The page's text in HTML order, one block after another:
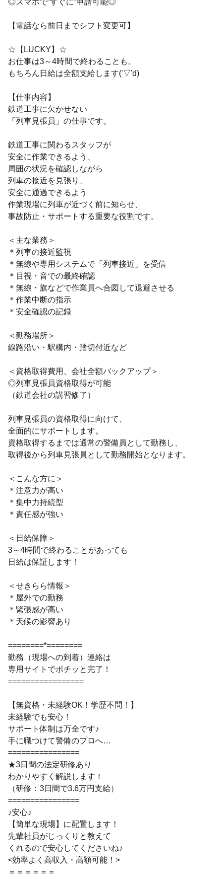
◎スマホで”すぐに”申請可能◎
【電話なら前日までシフト変更可】
☆【LUCKY】☆
お仕事は3～4時間で終わることも。
もちろん日給は全額支給します('▽'d)
【仕事内容】
鉄道工事に欠かせない
「列車見張員」の仕事です。
鉄道工事に関わるスタッフが
安全に作業できるよう、
周囲の状況を確認しながら
列車の接近を見張り、
安全に通過できるよう
作業現場に列車が近づく前に知らせ、
事故防止・サポートする重要な役割です。
＜主な業務＞
＊列車の接近監視
＊無線や専用システムで「列車接近」を受信
＊目視・音での最終確認
＊無線・旗などで作業員へ合図して退避させる
＊作業中断の指示
＊安全確認の記録
＜勤務場所＞
線路沿い・駅構内・踏切付近など
＜資格取得費用、会社全額バックアップ＞
◎列車見張員資格取得が可能
（鉄道会社の講習修了）
列車見張員の資格取得に向けて、
全面的にサポートします。
資格取得するまでは通常の警備員として勤務し、
取得後から列車見張員として勤務開始となります。
＜こんな方に＞
＊注意力が高い
＊集中力持続型
＊責任感が強い
＜日給保障＞
3～4時間で終わることがあっても
日給は保証します！
＜せきらら情報＞
＊屋外での勤務
＊緊張感が高い
＊天候の影響あり
========*========
勤務（現場への到着）連絡は
専用サイトでポチッと完了！
=================
【無資格・未経験OK！学歴不問！】
未経験でも安心！
サポート体制は万全です♪
手に職つけて警備のプロへ…
================
★3日間の法定研修あり
わかりやすく解説します！
（研修：3日間で3.6万円支給）
================
♪安心♪
【簡単な現場】に配置します！
先輩社員がじっくりと教えて
くれるので安心してくださいね♪
<効率よく高収入・高額可能！>
＝＝＝＝＝＝